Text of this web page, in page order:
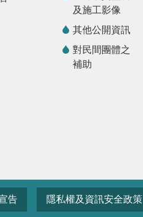
及施工影像
其他公開資訊
對民間團體之
補助
告 隱私權及資訊安全政策